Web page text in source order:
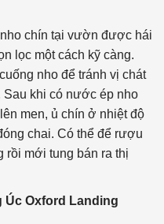
chín tại vườn được hái
lọc một cách kỹ càng.
nho để tránh vị chát
khi có nước ép nho
men, ủ chín ở nhiệt độ
chai. Có thể để rượu
rồi mới tung bán ra thị
Oxford Landing